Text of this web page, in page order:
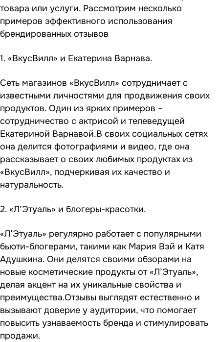
товара или услуги. Рассмотрим несколько
примеров эффективного использования
брендированных отзывов
1. «ВкусВилл» и Екатерина Варнава.
Сеть магазинов «ВкусВилл» сотрудничает с
известными личностями для продвижения своих
продуктов. Один из ярких примеров –
сотрудничество с актрисой и телеведущей
Екатериной Варнавой.В своих социальных сетях
она делится фотографиями и видео, где она
рассказывает о своих любимых продуктах из
«ВкусВилл», подчеркивая их качество и
натуральность.
2. «Л’Этуаль» и блогеры-красотки.
«Л’Этуаль» регулярно работает с популярными
бьюти-блогерами, такими как Мария Вэй и Катя
Адушкина. Они делятся своими обзорами на
новые косметические продукты от «Л’Этуаль»,
делая акцент на их уникальные свойства и
преимущества.Отзывы выглядят естественно и
вызывают доверие у аудитории, что помогает
повысить узнаваемость бренда и стимулировать
продажи.